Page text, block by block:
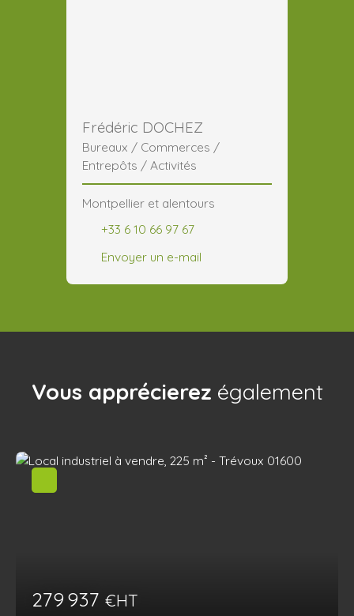
Frédéric DOCHEZ
Bureaux / Commerces /
Entrepôts / Activités
Montpellier et alentours
+33 6 10 66 97 67
Envoyer un e-mail
Vous apprécierez également
279 937 €HT